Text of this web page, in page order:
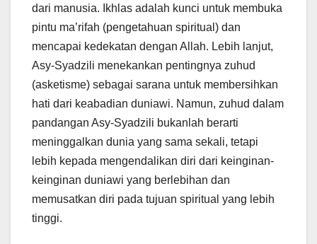
dari manusia. Ikhlas adalah kunci untuk membuka
pintu ma’rifah (pengetahuan spiritual) dan
mencapai kedekatan dengan Allah. Lebih lanjut,
Asy-Syadzili menekankan pentingnya zuhud
(asketisme) sebagai sarana untuk membersihkan
hati dari keabadian duniawi. Namun, zuhud dalam
pandangan Asy-Syadzili bukanlah berarti
meninggalkan dunia yang sama sekali, tetapi
lebih kepada mengendalikan diri dari keinginan-
keinginan duniawi yang berlebihan dan
memusatkan diri pada tujuan spiritual yang lebih
tinggi.